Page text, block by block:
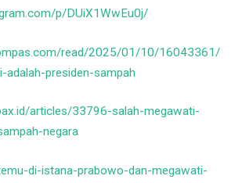
p/DUiX1WwEu0j/
read/2025/01/10/16043361/
adalah-presiden-sampah
articles/33796-salah-megawati-
negara
di-istana-prabowo-dan-megawati-